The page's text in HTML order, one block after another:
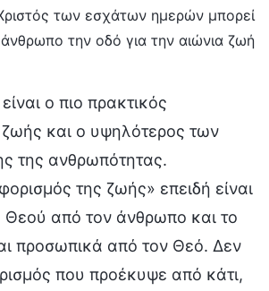
των εσχάτων ημερών μπορεί
την οδό για την αιώνια ζωή
ο πιο πρακτικός
και ο υψηλότερος των
της ανθρωπότητας.
της ζωής» επειδή είναι
Θεού από τον άνθρωπο και το
προσωπικά από τον Θεό. Δεν
που προέκυψε από κάτι,